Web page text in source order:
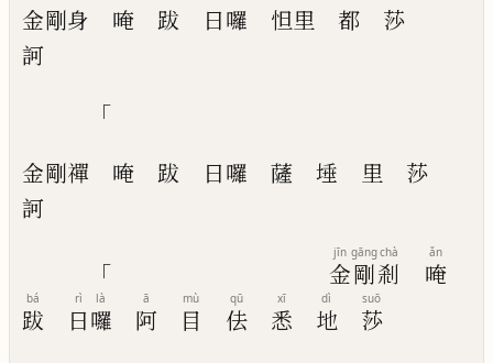
金剛身 唵 跋 日囉 怛里 都
莎
訶
「
金剛禪 唵 跋 日囉 薩 埵 里
莎
訶
「 金
jīn
剛
gāng
剎
chà
唵
ǎn
跋
bá
日
rì
囉
là
阿
ā
目
mù
佉
qū
悉
xī
地
dì
莎
suō